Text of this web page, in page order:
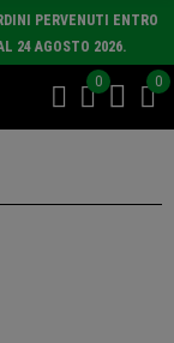
PERVENUTI ENTRO
24 AGOSTO 2026.
0 0